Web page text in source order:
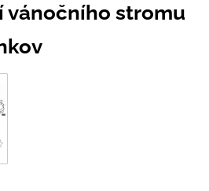
vánočního stromu